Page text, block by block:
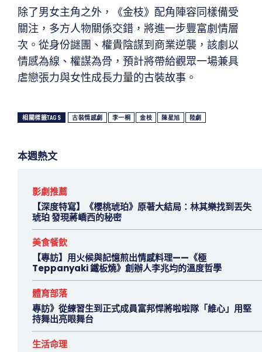
除了男女主角之外，《金枝》配角陣容同樣備受
關注，多方人物關係交錯，將進一步豐富劇情層
次。從身份謎團、權貴陰謀到商業逆襲，該劇以
情感為線、權謀為骨，預計將帶給觀眾一場兼具
虐戀張力與女性成長力量的古裝故事。
相關標籤TAGS 古裝情感劇 李一桐 金枝 陳星旭 陸劇
本週熱文
影劇推薦
【深度特寫】《櫻桃琥珀》原著大結局：林其樂找到丟失
琥珀 發現蔣嶠西的秘密
美食餐飲
【專訪】用火候與記憶煎出情感料理——《極
Teppanyaki 鐵板燒》創辦人李兆均的溫度哲學
體育部落
專訪》從練習生到正式成員富邦悍將啦啦隊「維心」用堅
持舞出亮眼舞台
生活命理